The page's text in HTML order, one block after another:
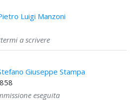
Luigi Manzoni
a scrivere
Giuseppe Stampa
eseguita